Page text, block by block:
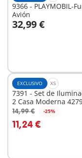
9366 - PLAYMOBIL-
Avión
32,99 €
A la cesta
EXCLUSIVO XS
7391 - Set de
2 Casa Moderna
14,99 € -25%
11,24 €
A la cesta